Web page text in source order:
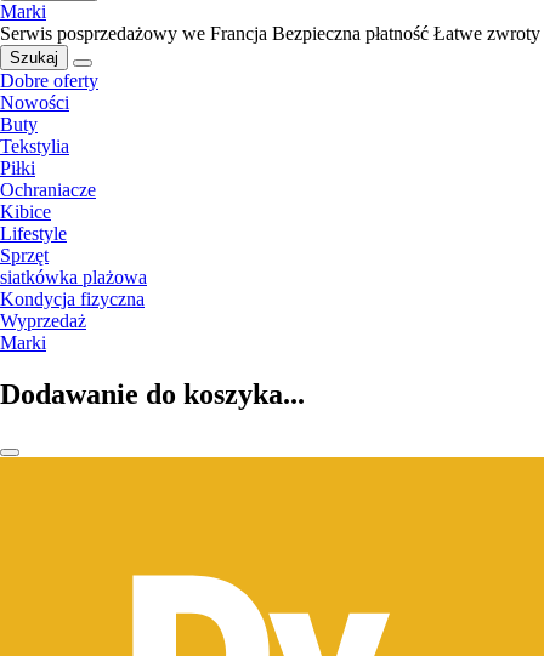
Marki
Serwis posprzedażowy we Francja Bezpieczna płatność Łatwe zwroty
Szukaj
Dobre oferty
Nowości
Buty
Tekstylia
Piłki
Ochraniacze
Kibice
Lifestyle
Sprzęt
siatkówka plażowa
Kondycja fizyczna
Wyprzedaż
Marki
Dodawanie do koszyka...